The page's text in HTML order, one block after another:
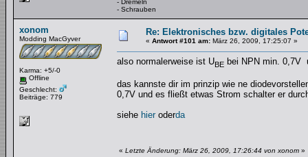
- Dremeln
- Schrauben
xonom
Modding MacGyver
Karma: +5/-0
Offline
Geschlecht:
Beiträge: 779
Re: Elektronisches bzw. digitales
« Antwort #101 am: März 26, 2009, 17:25:07 »
also normalerweise ist UBE bei NPN min. 0,7V
das kannste dir im prinzip wie ne
0,7V und es fließt etwas Strom schalter er
siehe hier oderda
« Letzte Änderung: März 26, 2009, 17:26:44 von xonom »